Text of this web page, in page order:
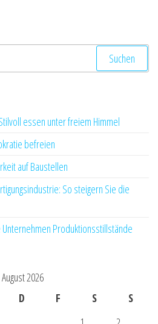
essen unter freiem Himmel
befreien
auf Baustellen
So steigern Sie die
Produktionsstillstände
August 2026
D F S
S